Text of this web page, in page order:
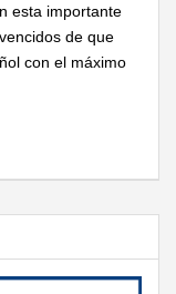
esta importante
de que
con el máximo